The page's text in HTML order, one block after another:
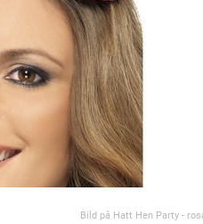
Bild på Hatt Hen Party -